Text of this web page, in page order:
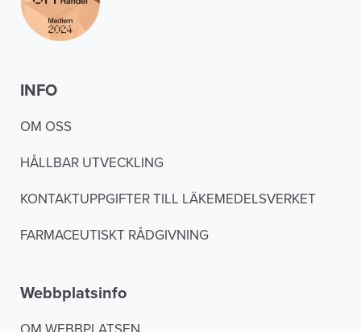
INFO
OM OSS
HÅLLBAR UTVECKLING
KONTAKTUPPGIFTER TILL LÄKEMEDELSVERKET
FARMACEUTISKT RÅDGIVNING
Webbplatsinfo